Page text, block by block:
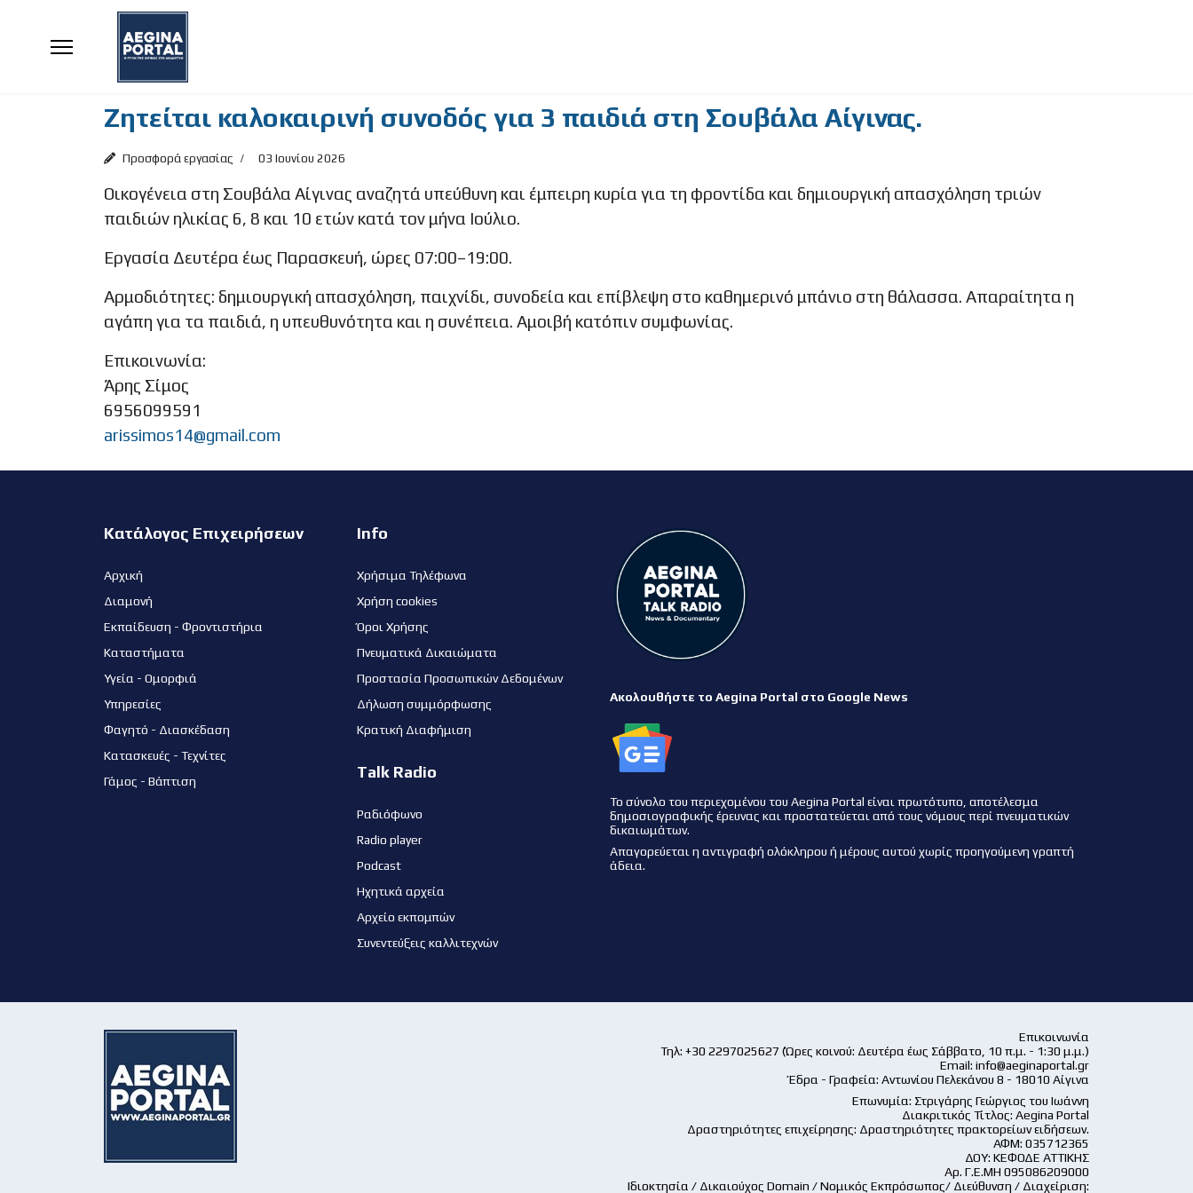
Ζητείται καλοκαιρινή συνοδός για 3 παιδιά στη Σουβάλα Αίγινας.
Προσφορά εργασίας 03 Ιουνίου 2026
Οικογένεια στη Σουβάλα Αίγινας αναζητά υπεύθυνη και έμπειρη κυρία για τη φροντίδα και δημιουργική απασχόληση τριών
παιδιών ηλικίας 6, 8 και 10 ετών κατά τον μήνα Ιούλιο.
Εργασία Δευτέρα έως Παρασκευή, ώρες 07:00–19:00.
Αρμοδιότητες: δημιουργική απασχόληση, παιχνίδι, συνοδεία και επίβλεψη στο καθημερινό μπάνιο στη θάλασσα. Απαραίτητα η
αγάπη για τα παιδιά, η υπευθυνότητα και η συνέπεια. Αμοιβή κατόπιν συμφωνίας.
Επικοινωνία:
Άρης Σίμος
6956099591
arissimos14@gmail.com
Κατάλογος Επιχειρήσεων
Αρχική
Διαμονή
Εκπαίδευση - Φροντιστήρια
Καταστήματα
Υγεία - Ομορφιά
Υπηρεσίες
Φαγητό - Διασκέδαση
Κατασκευές - Τεχνίτες
Γάμος - Βάπτιση
Info
Χρήσιμα Τηλέφωνα
Χρήση cookies
Όροι Χρήσης
Πνευματικά Δικαιώματα
Προστασία Προσωπικών Δεδομένων
Δήλωση συμμόρφωσης
Κρατική Διαφήμιση
Talk Radio
Ραδιόφωνο
Radio player
Podcast
Ηχητικά αρχεία
Αρχείο εκπομπών
Συνεντεύξεις καλλιτεχνών
Ακολουθήστε το Aegina Portal στο Google News
Το σύνολο του περιεχομένου του Aegina Portal είναι πρωτότυπο, αποτέλεσμα
δημοσιογραφικής έρευνας και προστατεύεται από τους νόμους περί πνευματικών
δικαιωμάτων.
Απαγορεύεται η αντιγραφή ολόκληρου ή μέρους αυτού χωρίς προηγούμενη γραπτή
άδεια.
Επικοινωνία
Τηλ: +30 2297025627 (Ώρες κοινού: Δευτέρα έως Σάββατο, 10 π.μ. - 1:30 μ.μ.)
Email: info@aeginaportal.gr
Έδρα - Γραφεία: Αντωνίου Πελεκάνου 8 - 18010 Αίγινα
Επωνυμία: Στριγάρης Γεώργιος του Ιωάννη
Διακριτικός Τίτλος: Aegina Portal
Δραστηριότητες επιχείρησης: Δραστηριότητες πρακτορείων ειδήσεων.
ΑΦΜ: 035712365
ΔΟΥ: ΚΕΦΟΔΕ ΑΤΤΙΚΗΣ
Αρ. Γ.Ε.ΜΗ 095086209000
Ιδιοκτησία / Δικαιούχος Domain / Νομικός Εκπρόσωπος/ Διεύθυνση / Διαχείριση: